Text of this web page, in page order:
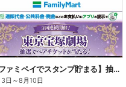
【ファミペイでスタンプ貯まる】抽選でペアチケットが当たる!
日 ～8月10日